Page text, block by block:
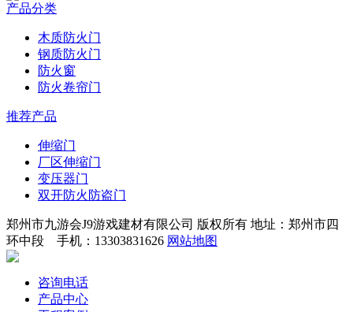
产品分类
木质防火门
钢质防火门
防火窗
防火卷帘门
推荐产品
伸缩门
厂区伸缩门
变压器门
双开防火防盗门
郑州市九游会J9游戏建材有限公司 版权所有 地址：郑州市四
环中段 手机：13303831626 网站地图
咨询电话
产品中心